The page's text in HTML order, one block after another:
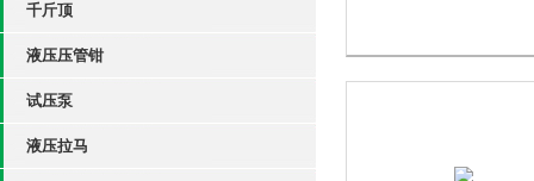
千斤顶
液压压管钳
试压泵
液压拉马